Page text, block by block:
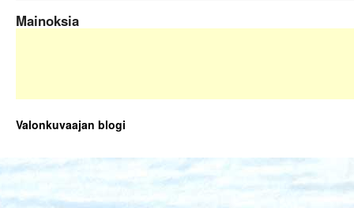
Mainoksia
Valonkuvaajan blogi